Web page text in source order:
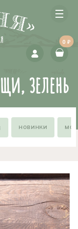
0 ₽
зелень
НОВИНКИ